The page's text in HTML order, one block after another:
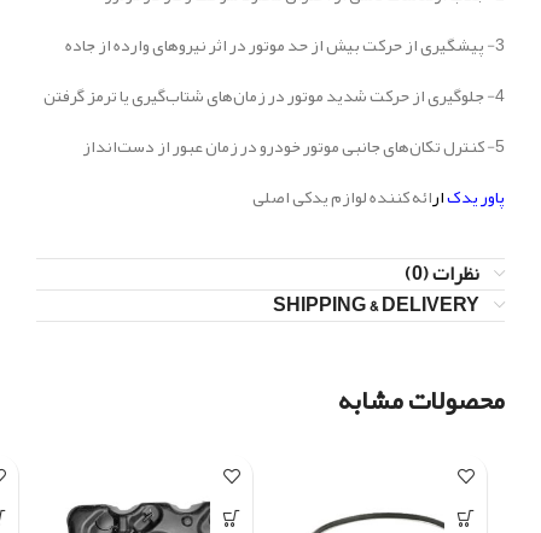
3- پیشگیری از حرکت بیش از حد موتور در اثر نیروهای وارده از جاده
4- جلوگیری از حرکت شدید موتور در زمان‌های شتاب‌گیری یا ترمز گرفتن
5- کنترل تکان‌های جانبی موتور خودرو در زمان عبور از دست‌انداز
پاور یدکارائه کننده لوازم یدکی اصلی
نظرات (0)
SHIPPING & DELIVERY
محصولات مشابه